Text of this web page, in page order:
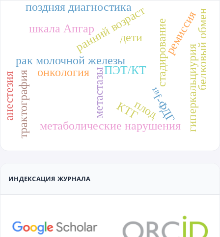
рак молочной железы
ПЭТ/КТ
¹⁸f-ФДГ
метастазы
стадирование
онкология
трактография
дети
ранний возраст
метаболические нарушения гиперкальциурия
поздняя диагностика
ремиссиябелковый обмен
плод
шкала Апгар
КТГ
анестезия
ИНДЕКСАЦИЯ ЖУРНАЛА